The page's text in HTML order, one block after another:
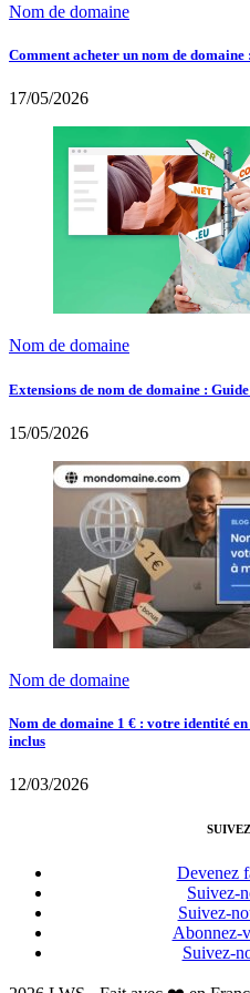
Nom de domaine
Comment acheter un nom de
17/05/2026
Nom de domaine
Extensions de nom de domaine :
15/05/2026
Nom de domaine
Nom de domaine 1 € : votre identité
inclus
12/03/2026
Devenez
Suivez-
Suivez-
Abonnez-
Suivez-